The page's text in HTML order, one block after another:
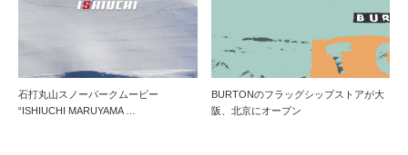
石打丸山スノーパークムービー
“ISHIUCHI MARUYAMA …
BURTONのフラッグシップストアが大
阪、北京にオープン